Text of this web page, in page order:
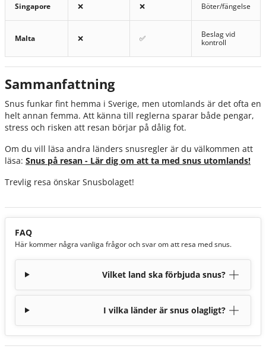
Singapore ❌ ❌ Böter/fängelse
Malta ❌ ✅
Beslag vid
kontroll
Sammanfattning
Snus funkar fint hemma i Sverige, men utomlands är det ofta en
helt annan femma. Att känna till reglerna sparar både pengar,
stress och risken att resan börjar på dålig fot.
Om du vill läsa andra länders snusregler är du välkommen att
läsa: Snus på resan - Lär dig om att ta med snus utomlands!
Trevlig resa önskar Snusbolaget!
FAQ
Här kommer några vanliga frågor och svar om att resa med snus.
Vilket land ska förbjuda snus?
I vilka länder är snus olagligt?